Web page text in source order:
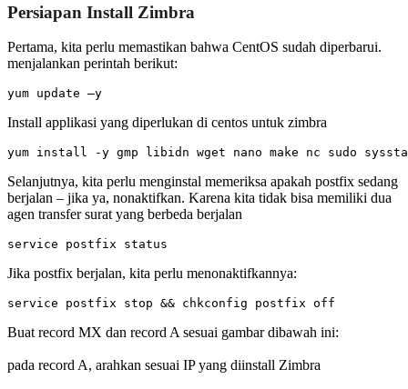
Persiapan Install Zimbra
Pertama, kita perlu memastikan bahwa CentOS sudah diperbarui.
menjalankan perintah berikut:
yum update –y
Install applikasi yang diperlukan di centos untuk zimbra
yum install -y gmp libidn wget nano make nc sudo
Selanjutnya, kita perlu menginstal memeriksa apakah postfix sedang
berjalan – jika ya, nonaktifkan. Karena kita tidak bisa memiliki dua
agen transfer surat yang berbeda berjalan
service postfix status
Jika postfix berjalan, kita perlu menonaktifkannya:
service postfix stop && chkconfig postfix off
Buat record MX dan record A sesuai gambar dibawah ini:
pada record A, arahkan sesuai IP yang diinstall Zimbra